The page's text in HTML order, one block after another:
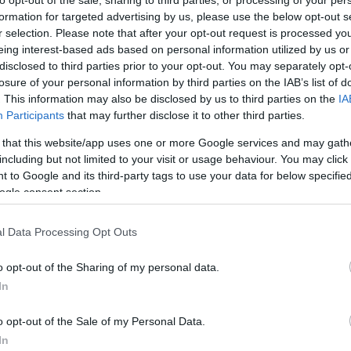
for targeted advertising by us, please use the below opt-out
selection. Please note that after your opt-out request is processed
interest-based ads based on personal information utilized by us
to third parties prior to your opt-out. You may separately
of your personal information by third parties on the IAB’s list of
This information may also be disclosed by us to third parties on the
Participants that may further disclose it to other third parties.
that this website/app uses one or more Google services and may
but not limited to your visit or usage behaviour. You may
to Google and its third-party tags to use your data for below
consent section.
Data Processing Opt Outs
opt-out of the Sharing of my personal data.
opt-out of the Sale of my Personal Data.
SZTÁRHÍREK
Jenna Ortega élete legmélyebb
dekoltázsát vállalta be: óriási
feltűnést keltett Vivienne